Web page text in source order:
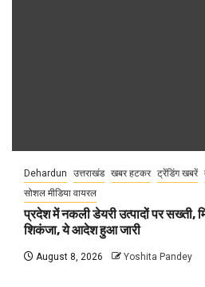
Dehardun उत्तराखंड खबर हटकर ट्रेंडिंग खबरें
सोशल मीडिया वायरल
प्रदेश में नकली डेयरी उत्पादों पर सख्ती,
शिकंजा, ये आदेश हुआ जारी
August 8, 2026 Yoshita Pandey